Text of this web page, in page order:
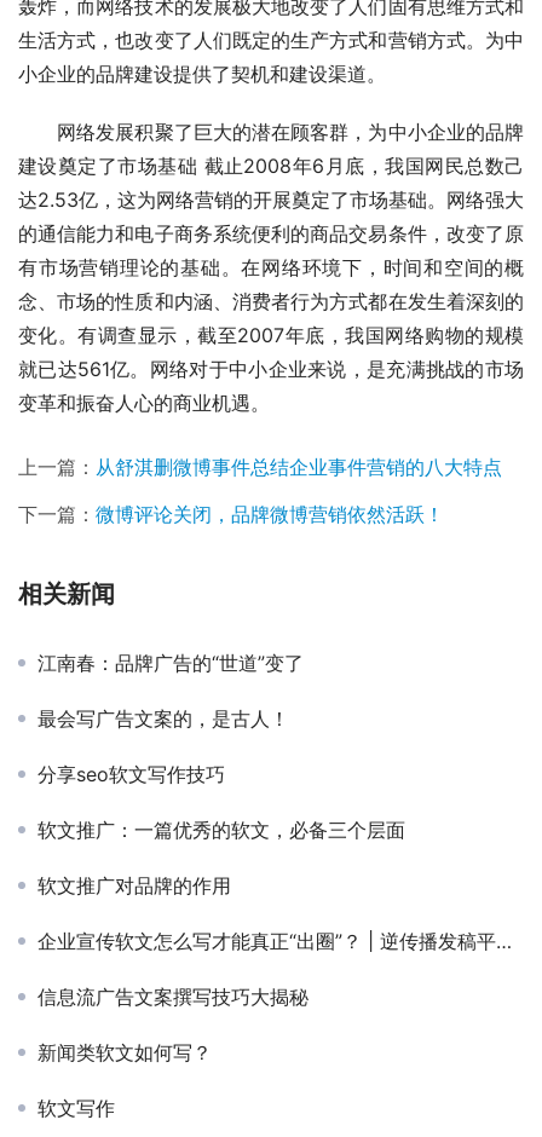
轰炸，而网络技术的发展极大地改变了人们固有思维方式和
生活方式，也改变了人们既定的生产方式和营销方式。为中
小企业的品牌建设提供了契机和建设渠道。
网络发展积聚了巨大的潜在顾客群，为中小企业的品牌
建设奠定了市场基础 截止2008年6月底，我国网民总数己
达2.53亿，这为网络营销的开展奠定了市场基础。网络强大
的通信能力和电子商务系统便利的商品交易条件，改变了原
有市场营销理论的基础。在网络环境下，时间和空间的概
念、市场的性质和内涵、消费者行为方式都在发生着深刻的
变化。有调查显示，截至2007年底，我国网络购物的规模
就已达561亿。网络对于中小企业来说，是充满挑战的市场
变革和振奋人心的商业机遇。
上一篇： 从舒淇删微博事件总结企业事件营销的八大特点
下一篇： 微博评论关闭，品牌微博营销依然活跃！
相关新闻
江南春：品牌广告的“世道”变了
最会写广告文案的，是古人！
分享seo软文写作技巧
软文推广：一篇优秀的软文，必备三个层面
软文推广对品牌的作用
企业宣传软文怎么写才能真正“出圈”？ | 逆传播发稿平台，帮品牌讲出好故事
信息流广告文案撰写技巧大揭秘
新闻类软文如何写？
软文写作